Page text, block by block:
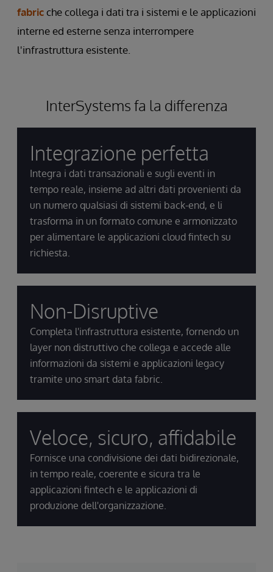
fabricche collega i dati tra i sistemi e le applicazioni
interne ed esterne senza interrompere
l'infrastruttura esistente.
InterSystems fa la differenza
Integrazione perfetta
Integra i dati transazionali e sugli eventi in
tempo reale, insieme ad altri dati provenienti da
un numero qualsiasi di sistemi back-end, e li
trasforma in un formato comune e armonizzato
per alimentare le applicazioni cloud fintech su
richiesta.
Non-Disruptive
Completa l'infrastruttura esistente, fornendo un
layer non distruttivo che collega e accede alle
informazioni da sistemi e applicazioni legacy
tramite uno smart data fabric.
Veloce, sicuro, affidabile
Fornisce una condivisione dei dati bidirezionale,
in tempo reale, coerente e sicura tra le
applicazioni fintech e le applicazioni di
produzione dell'organizzazione.